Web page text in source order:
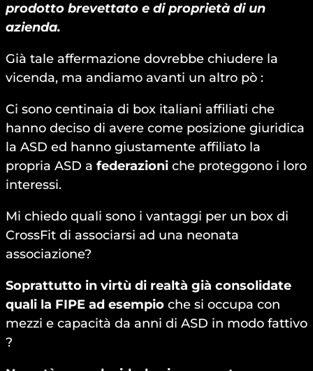
prodotto brevettato e di proprietà di un
azienda.
Già tale affermazione dovrebbe chiudere la
vicenda, ma andiamo avanti un altro pò :
Ci sono centinaia di box italiani affiliati che
hanno deciso di avere come posizione giuridica
la ASD ed hanno giustamente affiliato la
propria ASD a federazioni che proteggono i loro
interessi.
Mi chiedo quali sono i vantaggi per un box di
CrossFit di associarsi ad una neonata
associazione?
Soprattutto in virtù di realtà già consolidate
quali la FIPE ad esempio che si occupa con
mezzi e capacità da anni di ASD in modo fattivo
?